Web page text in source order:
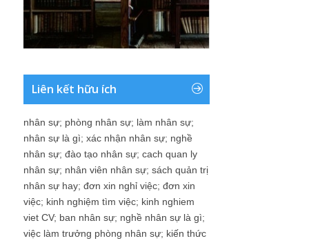
Liên kết hữu ích
nhân sự; phòng nhân sự; làm nhân sự;
nhân sự là gì; xác nhận nhân sự; nghề
nhân sự; đào tạo nhân sự; cach quan ly
nhân sự; nhân viên nhân sự; sách quản trị
nhân sự hay; đơn xin nghỉ việc; đơn xin
việc; kinh nghiệm tìm việc; kinh nghiem
viet CV; ban nhân sự; nghề nhân sự là gì;
việc làm trưởng phòng nhân sự; kiến thức